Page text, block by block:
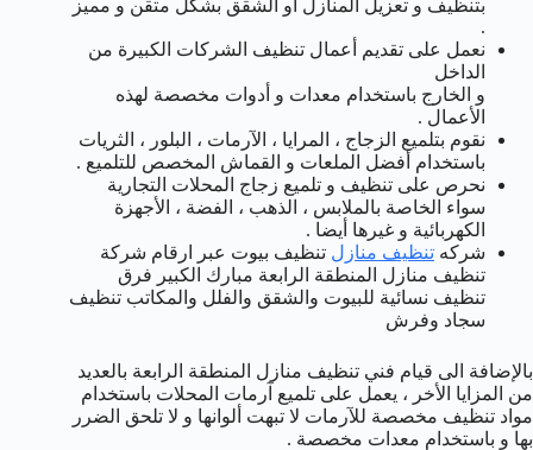
بتنظيف و تعزيل المنازل أو الشقق بشكل متقن و مميز
.
نعمل على تقديم أعمال تنظيف الشركات الكبيرة من
الداخل
و الخارج باستخدام معدات و أدوات مخصصة لهذه
الأعمال .
نقوم بتلميع الزجاج ، المرايا ، الآرمات ، البلور ، الثريات
باستخدام أفضل الملعات و القماش المخصص للتلميع .
نحرص على تنظيف و تلميع زجاج المحلات التجارية
سواء الخاصة بالملابس ، الذهب ، الفضة ، الأجهزة
الكهربائية و غيرها أيضا .
شركه تنظيف منازل تنظيف بيوت عبر ارقام شركة
تنظيف منازل المنطقة الرابعة مبارك الكبير فرق
تنظيف نسائية للبيوت والشقق والفلل والمكاتب تنظيف
سجاد وفرش
بالإضافة الى قيام فني تنظيف منازل المنطقة الرابعة بالعديد
من المزايا الأخر ، يعمل على تلميع آرمات المحلات باستخدام
مواد تنظيف مخصصة للآرمات لا تبهت ألوانها و لا تلحق الضرر
بها و باستخدام معدات مخصصة .